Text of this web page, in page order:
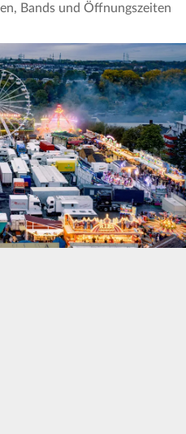
Bands und Öffnungszeiten